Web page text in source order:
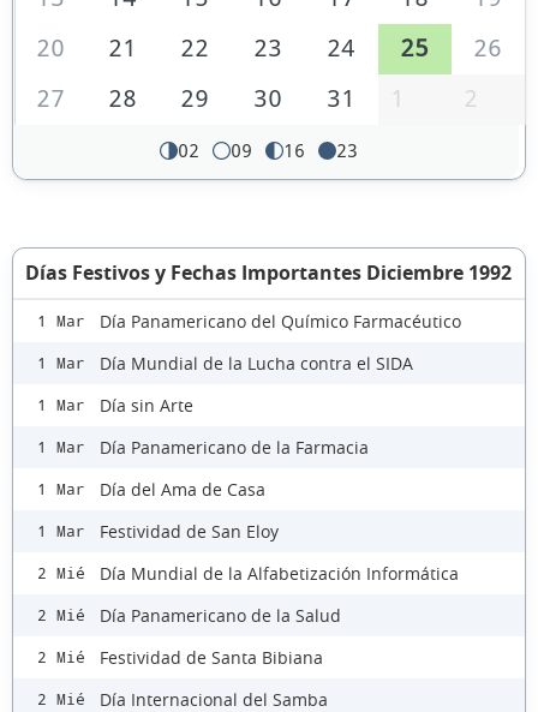
20
21 22 23 24 25
26
27
28 29 30 31 1 2
02 09 16 23
Días Festivos y Fechas Importantes Diciembre 1992
1 Mar Día Panamericano del Químico Farmacéutico
1 Mar Día Mundial de la Lucha contra el SIDA
1 Mar Día sin Arte
1 Mar Día Panamericano de la Farmacia
1 Mar Día del Ama de Casa
1 Mar Festividad de San Eloy
2 Mié Día Mundial de la Alfabetización Informática
2 Mié Día Panamericano de la Salud
2 Mié Festividad de Santa Bibiana
2 Mié Día Internacional del Samba